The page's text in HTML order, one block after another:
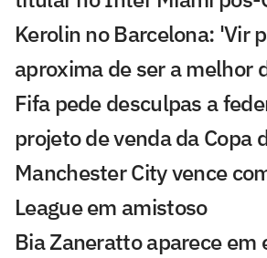
Kerolin no Barcelona: 'Vir
aproxima de ser a melhor
Fifa pede desculpas a
projeto de venda da Copa
Manchester City vence
League em amistoso
Bia Zaneratto aparece em